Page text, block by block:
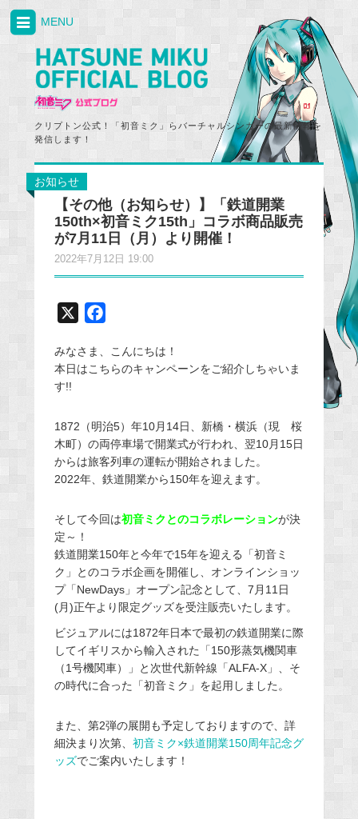
クリプトン公式！「初音ミク」らバーチャルシンガーの最新情報を
発信します！
MENU
お知らせ
【その他（お知らせ）】「鉄道開業
150th×初音ミク15th」コラボ商品販売
が7月11日（月）より開催！
2022年7月12日 19:00
c
e
o
k
みなさま、こんにちは！
本日はこちらのキャンペーンをご紹介しちゃいま
す!!
1872（明治5）年10月14日、新橋・横浜（現 桜
木町）の両停車場で開業式が行われ、翌10月15日
からは旅客列車の運転が開始されました。
2022年、鉄道開業から150年を迎えます。
そして今回は初音ミクとのコラボレーションが決
定～！
鉄道開業150年と今年で15年を迎える「初音ミ
ク」とのコラボ企画を開催し、オンラインショッ
プ「NewDays」オープン記念として、7月11日
(月)正午より限定グッズを受注販売いたします。
ビジュアルには1872年日本で最初の鉄道開業に際
してイギリスから輸入された「150形蒸気機関車
（1号機関車）」と次世代新幹線「ALFA-X」、そ
の時代に合った「初音ミク」を起用しました。
また、第2弾の展開も予定しておりますので、詳
細決まり次第、 初音ミク×鉄道開業150周年記念グ
ッズでご案内いたします！